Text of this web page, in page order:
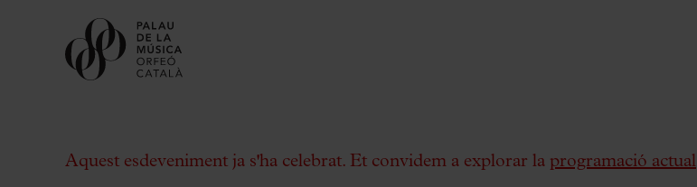
Aquest esdeveniment ja s'ha celebrat. Et convidem a explorar la programació actual